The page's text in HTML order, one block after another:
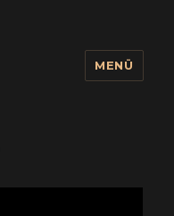
MENÜ